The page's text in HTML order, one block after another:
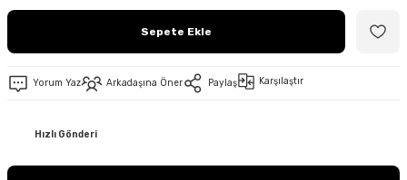
Sepete Ekle
Yorum Yaz Arkadaşına Öner Paylaş Karşılaştır
Hızlı Gönderi